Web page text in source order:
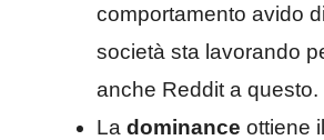
comportamento avido
società sta lavorando
anche Reddit a questo.
La dominance ottiene